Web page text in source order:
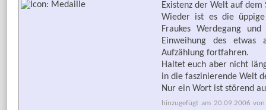
Existenz der Welt auf dem
Wieder ist es die üppige
Fraukes Werdegang
Einweihung des etwas
Aufzählung fortfahren.
Haltet euch aber nicht
in die faszinierende Welt
Nur ein Wort ist störend
hinzugefügt am 20.09.2006